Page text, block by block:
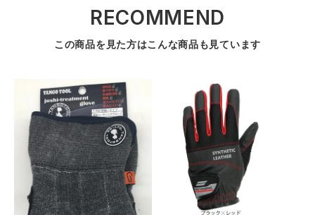
RECOMMEND
この商品を見た方はこんな商品も見ています